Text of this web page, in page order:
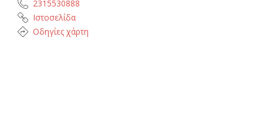
2315530888
Ιστοσελίδα
Οδηγίες χάρτη